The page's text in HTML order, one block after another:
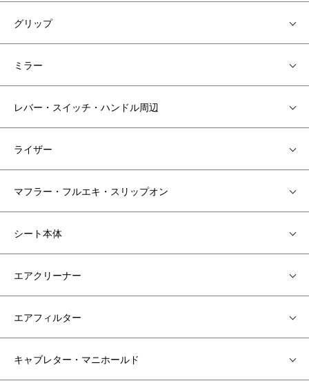
グリップ
ミラー
レバー・スイッチ・ハンドル周辺
ライザー
マフラー・フルエキ・スリップオン
シート本体
エアクリーナー
エアフィルター
キャブレター・マニホールド